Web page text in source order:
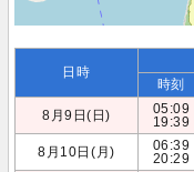
日時
時刻
8月9日(日)
05:09
19:39
8月10日(月)
06:39
20:29